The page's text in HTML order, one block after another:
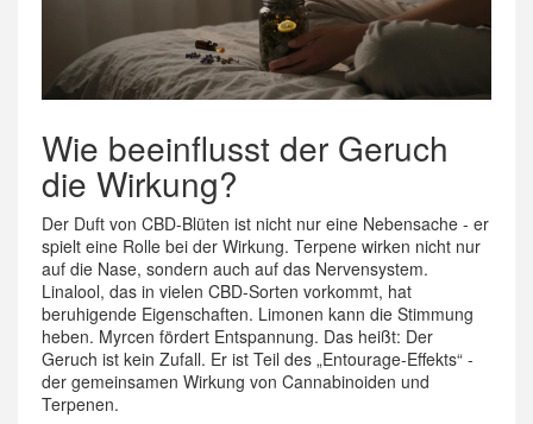
Wie beeinflusst der Geruch
die Wirkung?
Der Duft von CBD-Blüten ist nicht nur eine Nebensache - er
spielt eine Rolle bei der Wirkung. Terpene wirken nicht nur
auf die Nase, sondern auch auf das Nervensystem.
Linalool, das in vielen CBD-Sorten vorkommt, hat
beruhigende Eigenschaften. Limonen kann die Stimmung
heben. Myrcen fördert Entspannung. Das heißt: Der
Geruch ist kein Zufall. Er ist Teil des „Entourage-Effekts“ -
der gemeinsamen Wirkung von Cannabinoiden und
Terpenen.